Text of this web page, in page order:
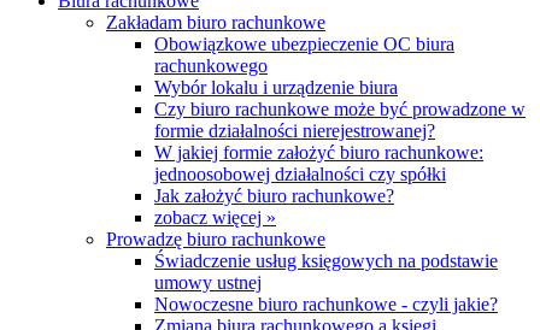
Zakładam biuro rachunkowe
Obowiązkowe ubezpieczenie OC biura
rachunkowego
Wybór lokalu i urządzenie biura
Czy biuro rachunkowe może być prowadzone w
formie działalności nierejestrowanej?
W jakiej formie założyć biuro rachunkowe:
jednoosobowej działalności czy spółki
Jak założyć biuro rachunkowe?
zobacz więcej »
Prowadzę biuro rachunkowe
Świadczenie usług księgowych na podstawie
umowy ustnej
Nowoczesne biuro rachunkowe - czyli jakie?
Zmiana biura rachunkowego a księgi